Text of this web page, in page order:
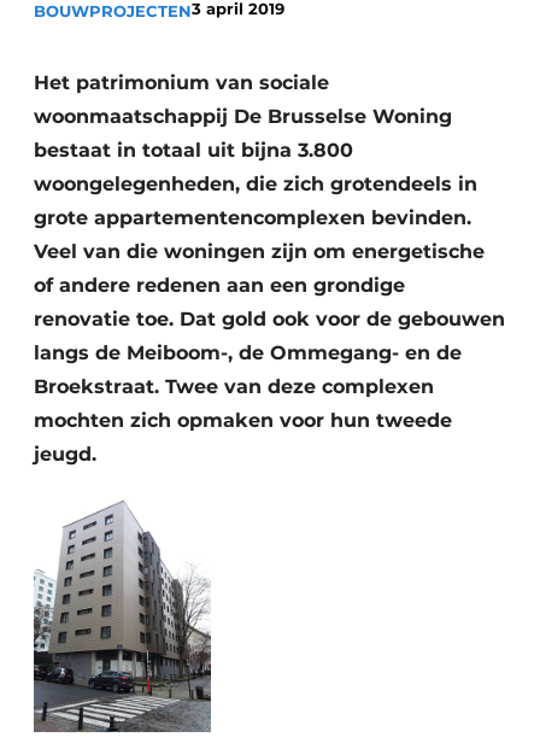
Video’s
Aanmelden
Bedrijven
Bedrijven
Contact
Beton & Staalbouw
BIM
Evenementen
Dak & Gevel
Houtbouw
Keukens
Renovatie
Software
Toegangscontrole
BOUWPROJECTEN3 april 2019
Het patrimonium van sociale
woonmaatschappij De Brusselse Woning
bestaat in totaal uit bijna 3.800
woongelegenheden, die zich grotendeels in
grote appartementencomplexen bevinden.
Veel van die woningen zijn om energetische
of andere redenen aan een grondige
renovatie toe. Dat gold ook voor de gebouwen
langs de Meiboom-, de Ommegang- en de
Broekstraat. Twee van deze complexen
mochten zich opmaken voor hun tweede
jeugd.